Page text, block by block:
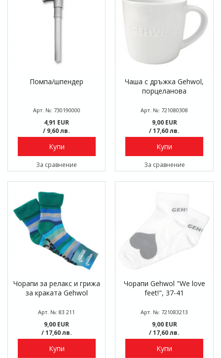
Помпа/шпендер
Арт. №: 730190000
4,91 EUR
/ 9,60 лв.
Купи
За сравнение
Чаша с дръжка Gehwol,
порцеланова
Арт. №: 721080308
9,00 EUR
/ 17,60 лв.
Купи
За сравнение
Чорапи за релакс и грижа
за краката Gehwol
Арт. №: 83 211
9,00 EUR
/ 17,60 лв.
Купи
Чорапи Gehwol "We love
feet!", 37-41
Арт. №: 721083213
9,00 EUR
/ 17,60 лв.
Купи